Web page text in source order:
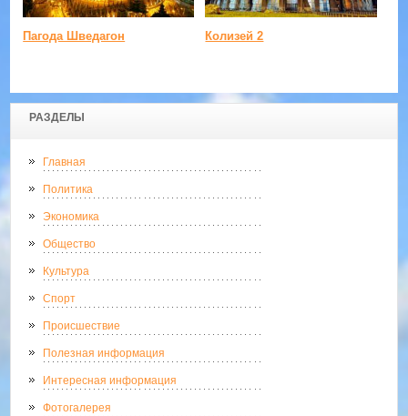
РАЗДЕЛЫ
Главная
Политика
Экономика
Общество
Культура
Спорт
Происшествие
Полезная информация
Интересная информация
Фотогалерея
Пагода Шведагон Колизей 2